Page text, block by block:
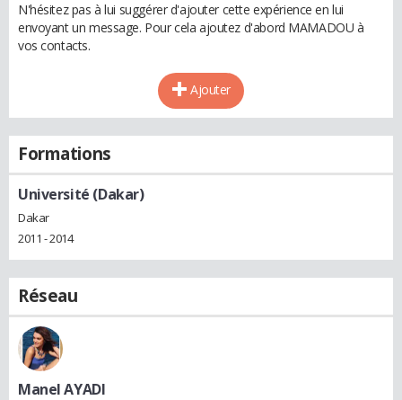
N'hésitez pas à lui suggérer d'ajouter cette expérience en lui
envoyant un message. Pour cela ajoutez d'abord MAMADOU à
vos contacts.
Ajouter
Formations
Université (Dakar)
Dakar
2011 - 2014
Réseau
Manel AYADI